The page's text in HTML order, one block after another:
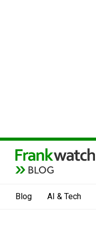
BLOG
Blog AI & Tech